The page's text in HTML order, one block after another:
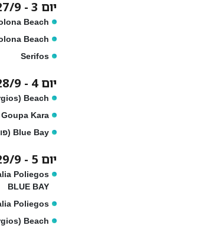
יום 3 - 27/9
Beach
Beach
Serifos
יום 4 - 28/9
Beach
Goupa Kara
Blue Bay (פוליאגוס)
יום 5 - 29/9
BLUE BAY
Poliegos
Beach